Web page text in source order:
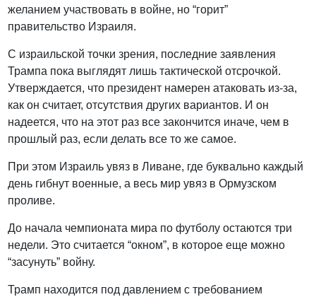
желанием участвовать в войне, но “горит”
правительство Израиля.
С израильской точки зрения, последние заявления
Трампа пока выглядят лишь тактической отсрочкой.
Утверждается, что президент намерен атаковать из-за,
как он считает, отсутствия других вариантов. И он
надеется, что на этот раз все закончится иначе, чем в
прошлый раз, если делать все то же самое.
При этом Израиль увяз в Ливане, где буквально каждый
день гибнут военные, а весь мир увяз в Ормузском
проливе.
До начала чемпионата мира по футболу остаются три
недели. Это считается “окном”, в которое еще можно
“засунуть” войну.
Трамп находится под давлением с требованием